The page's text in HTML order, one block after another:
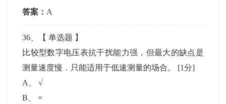
答案： A
36 、【单选题 】
比较型数字电压表抗干扰能力强，但最大的缺点是
测量速度慢．只能适用于低速测量的场合。 [1分]
A
、√
B
×